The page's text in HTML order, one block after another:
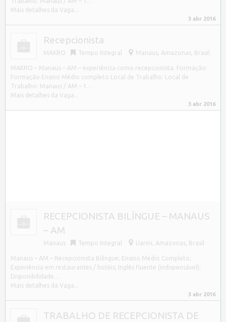
Mais detalhes da Vaga...
3 abr 2016
Recepcionista
MAKRO Tempo Integral Manaus, Amazonas, Brasil
MAKRO – Manaus – AM – experiência como recepcionista. Formação:
Formação Ensino Médio completo Local de Trabalho: Local de
Trabalho: Manaus / AM – 1…
Mais detalhes da Vaga...
3 abr 2016
RECEPCIONISTA BILÍNGUE – MANAUS
– AM
Manaus Tempo Integral Uarini, Amazonas, Brasil
Manaus – AM – Recepcionista Bilíngue; Ensino Médio Completo;
Experiência em restaurantes / hotéis; Inglês fluente (indispensável);
Disponibilidade…
Mais detalhes da Vaga...
3 abr 2016
TRABALHO DE RECEPCIONISTA DE